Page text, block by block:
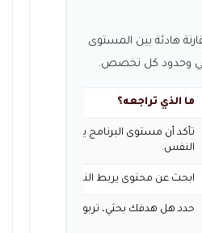
هادئة بين المستوى
وحدود كل تخصص.
ما الذي تراجعه؟
تأكد أن مستوى البرنامج يناسب معرفتك
النفس.
ابحث عن محتوى يربط النظريات
حدد هل هدفك بحثي، تربوي، إرشادي،